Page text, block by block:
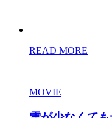
READ MORE
MOVIE